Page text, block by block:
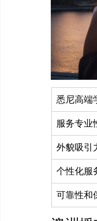
悉尼高端
服务专业
外貌吸引
个性化服
可靠性和